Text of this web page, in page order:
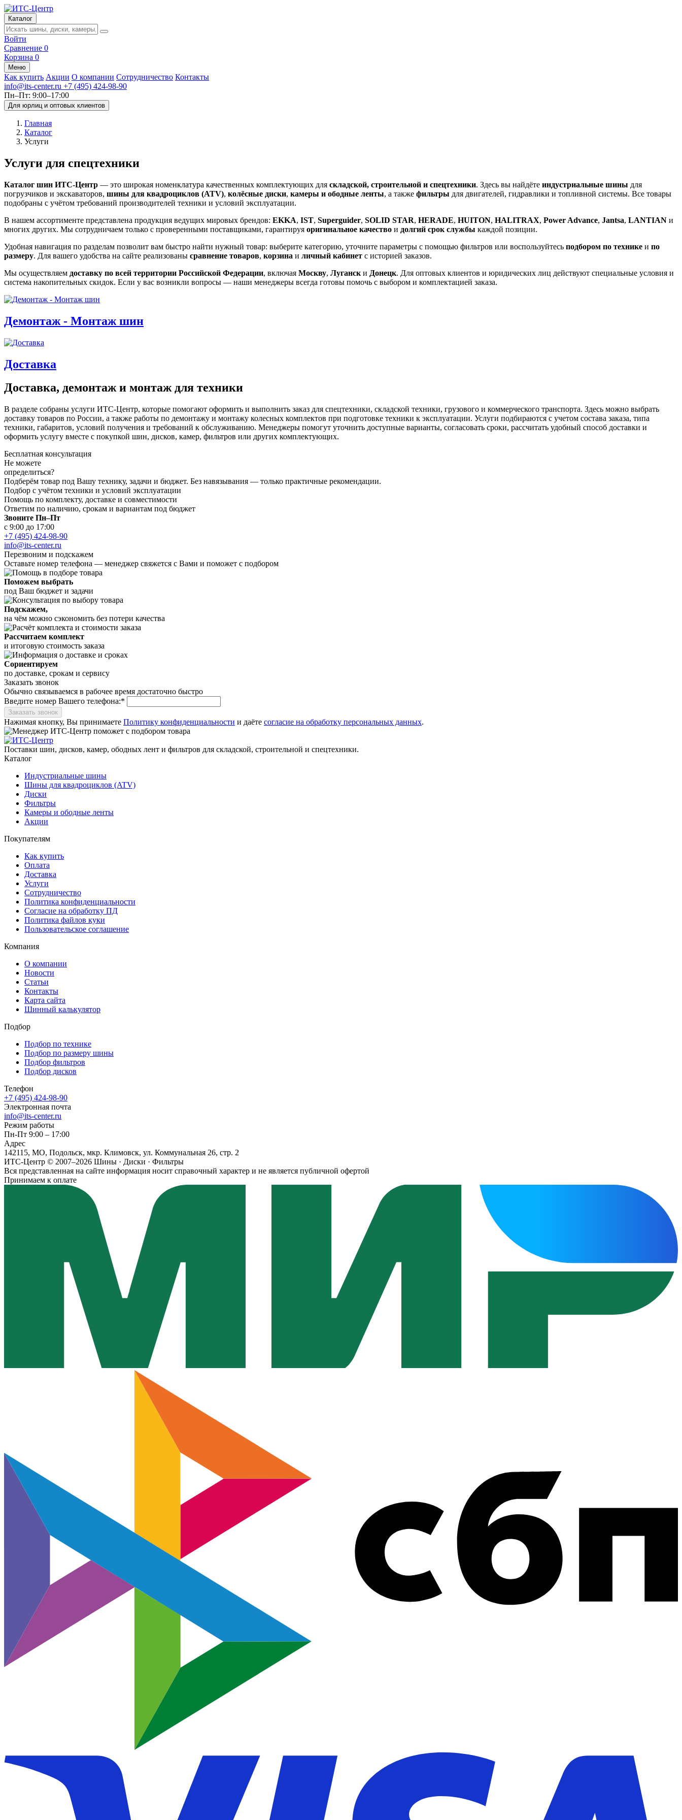
Каталог
Войти
Сравнение 0
Корзина 0
Меню
Как купить Акции О компании Сотрудничество Контакты
info@its-center.ru +7 (495) 424-98-90
Пн–Пт: 9:00–17:00
Для юрлиц и оптовых клиентов
Главная
Каталог
Услуги
Услуги для спецтехники
Каталог шин ИТС-Центр — это широкая номенклатура качественных комплектующих для складской, строительной и спецтехники. Здесь вы найдёте индустриальные шины для
погрузчиков и экскаваторов, шины для квадроциклов (ATV), колёсные диски, камеры и ободные ленты, а также фильтры для двигателей, гидравлики и топливной системы. Все товары
подобраны с учётом требований производителей техники и условий эксплуатации.
В нашем ассортименте представлена продукция ведущих мировых брендов: EKKA, IST, Superguider, SOLID STAR, HERADE, HUITON, HALITRAX, Power Advance, Jantsa, LANTIAN и
многих других. Мы сотрудничаем только с проверенными поставщиками, гарантируя оригинальное качество и долгий срок службы каждой позиции.
Удобная навигация по разделам позволит вам быстро найти нужный товар: выберите категорию, уточните параметры с помощью фильтров или воспользуйтесь подбором по технике и по
размеру. Для вашего удобства на сайте реализованы сравнение товаров, корзина и личный кабинет с историей заказов.
Мы осуществляем доставку по всей территории Российской Федерации, включая Москву, Луганск и Донецк. Для оптовых клиентов и юридических лиц действуют специальные условия и
система накопительных скидок. Если у вас возникли вопросы — наши менеджеры всегда готовы помочь с выбором и комплектацией заказа.
Демонтаж - Монтаж шин
Доставка
Доставка, демонтаж и монтаж для техники
В разделе собраны услуги ИТС-Центр, которые помогают оформить и выполнить заказ для спецтехники, складской техники, грузового и коммерческого транспорта. Здесь можно выбрать
доставку товаров по России, а также работы по демонтажу и монтажу колесных комплектов при подготовке техники к эксплуатации. Услуги подбираются с учетом состава заказа, типа
техники, габаритов, условий получения и требований к обслуживанию. Менеджеры помогут уточнить доступные варианты, согласовать сроки, рассчитать удобный способ доставки и
оформить услугу вместе с покупкой шин, дисков, камер, фильтров или других комплектующих.
Бесплатная консультация
Не можете
определиться?
Подберём товар под Вашу технику, задачи и бюджет. Без навязывания — только практичные рекомендации.
Подбор с учётом техники и условий эксплуатации
Помощь по комплекту, доставке и совместимости
Ответим по наличию, срокам и вариантам под бюджет
Звоните Пн–Пт
с 9:00 до 17:00
+7 (495) 424-98-90
info@its-center.ru
Перезвоним и подскажем
Оставьте номер телефона — менеджер свяжется с Вами и поможет с подбором
Поможем выбрать
под Ваш бюджет и задачи
Подскажем,
на чём можно сэкономить без потери качества
Рассчитаем комплект
и итоговую стоимость заказа
Сориентируем
по доставке, срокам и сервису
Заказать звонок
Обычно связываемся в рабочее время достаточно быстро
Введите номер Вашего телефона:*
Заказать звонок
Нажимая кнопку, Вы принимаете Политику конфиденциальности и даёте согласие на обработку персональных данных.
Поставки шин, дисков, камер, ободных лент и фильтров для складской, строительной и спецтехники.
Каталог
Индустриальные шины
Шины для квадроциклов (ATV)
Диски
Фильтры
Камеры и ободные ленты
Акции
Покупателям
Как купить
Оплата
Доставка
Услуги
Сотрудничество
Политика конфиденциальности
Согласие на обработку ПД
Политика файлов куки
Пользовательское соглашение
Компания
О компании
Новости
Статьи
Контакты
Карта сайта
Шинный калькулятор
Подбор
Подбор по технике
Подбор по размеру шины
Подбор фильтров
Подбор дисков
Телефон
+7 (495) 424-98-90
Электронная почта
info@its-center.ru
Режим работы
Пн-Пт 9:00 – 17:00
Адрес
142115, МО, Подольск, мкр. Климовск, ул. Коммунальная 26, стр. 2
ИТС-Центр © 2007–2026 Шины · Диски · Фильтры
Вся представленная на сайте информация носит справочный характер и не является публичной офертой
Принимаем к оплате